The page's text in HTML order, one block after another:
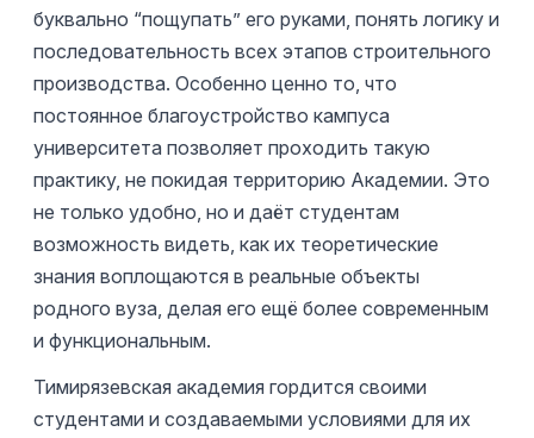
буквально “пощупать” его руками, понять логику и
последовательность всех этапов строительного
производства. Особенно ценно то, что
постоянное благоустройство кампуса
университета позволяет проходить такую
практику, не покидая территорию Академии. Это
не только удобно, но и даёт студентам
возможность видеть, как их теоретические
знания воплощаются в реальные объекты
родного вуза, делая его ещё более современным
и функциональным.
Тимирязевская академия гордится своими
студентами и создаваемыми условиями для их